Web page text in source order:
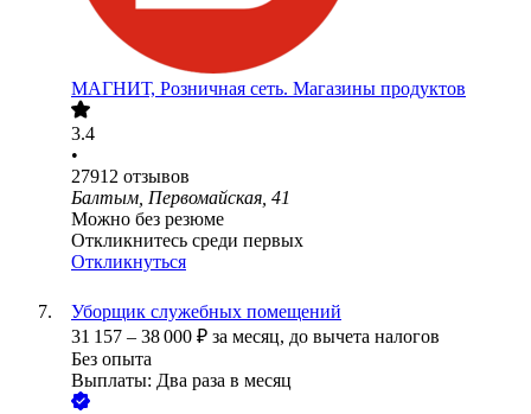
МАГНИТ, Розничная сеть. Магазины продуктов
3.4
•
27912 отзывов
Балтым, Первомайская, 41
Можно без резюме
Откликнитесь среди первых
Откликнуться
Уборщик служебных помещений
31 157 – 38 000 ₽ за месяц, до вычета налогов
Без опыта
Выплаты: Два раза в месяц